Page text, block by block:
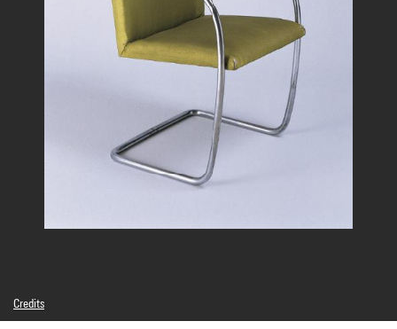
Credits
© Adagp, Paris